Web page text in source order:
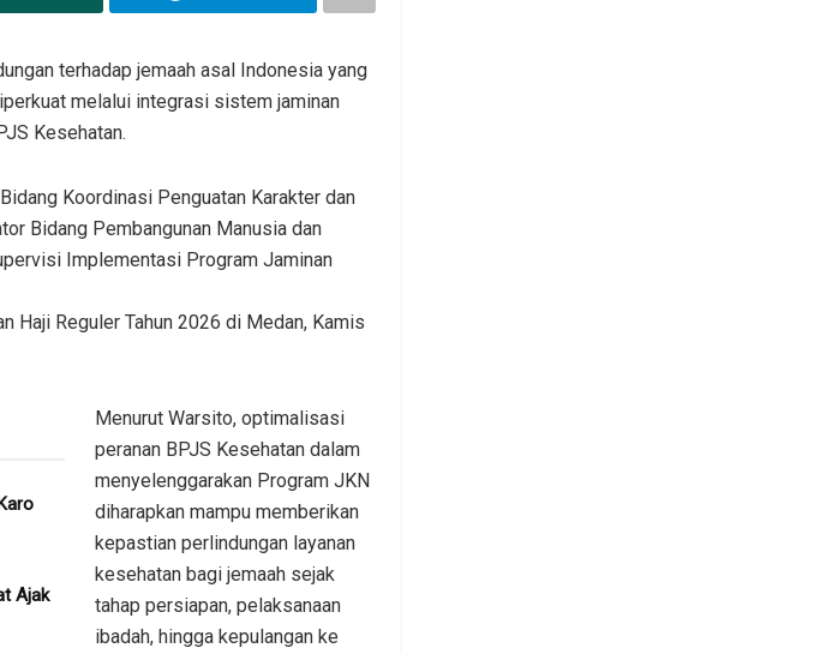
terhadap jemaah asal Indonesia yang
melalui integrasi sistem jaminan
Kesehatan.
Koordinasi Penguatan Karakter dan
Bidang Pembangunan Manusia dan
Implementasi Program Jaminan
Haji Reguler Tahun 2026 di Medan, Kamis
Ajak
Menurut Warsito, optimalisasi
peranan BPJS Kesehatan dalam
menyelenggarakan Program JKN
diharapkan mampu memberikan
kepastian perlindungan layanan
kesehatan bagi jemaah sejak
tahap persiapan, pelaksanaan
ibadah, hingga kepulangan ke